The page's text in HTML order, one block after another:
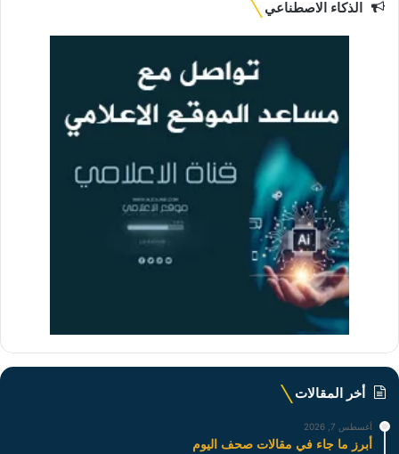
الذكاء الاصطناعي
أخر المقالات
أغسطس 7, 2026
أبرز ما جاء في مقالات صحف اليوم